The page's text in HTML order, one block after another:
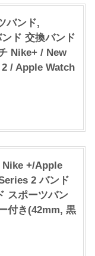
バンド,
ド 交換バンド
Nike+ / New
/ Apple Watch
+/Apple
2 バンド
スポーツバン
付き(42mm, 黒